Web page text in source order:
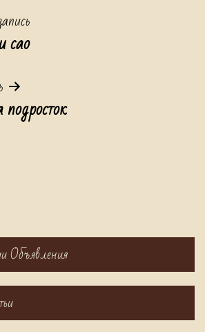
сао
Объявления